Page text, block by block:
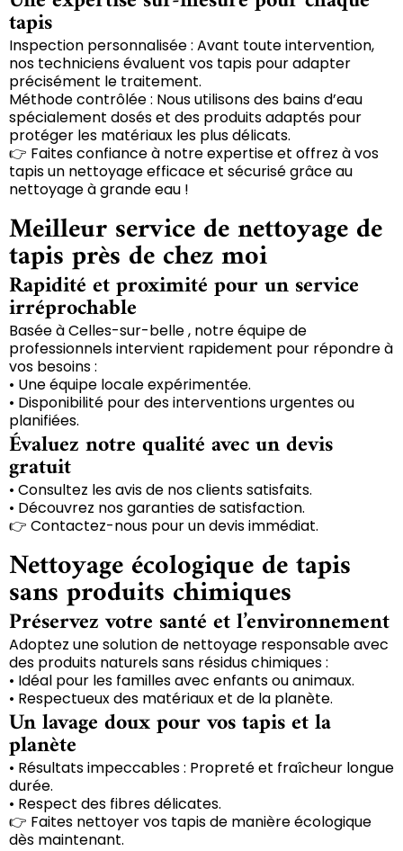
tapis
Inspection personnalisée : Avant toute intervention,
nos techniciens évaluent vos tapis pour adapter
précisément le traitement.
Méthode contrôlée : Nous utilisons des bains d’eau
spécialement dosés et des produits adaptés pour
protéger les matériaux les plus délicats.
👉 Faites confiance à notre expertise et offrez à vos
tapis un nettoyage efficace et sécurisé grâce au
nettoyage à grande eau !
Meilleur service de nettoyage de
tapis près de chez moi
Rapidité et proximité pour un service
irréprochable
Basée à Celles-sur-belle , notre équipe de
professionnels intervient rapidement pour répondre à
vos besoins :
• Une équipe locale expérimentée.
• Disponibilité pour des interventions urgentes ou
planifiées.
Évaluez notre qualité avec un devis
gratuit
• Consultez les avis de nos clients satisfaits.
• Découvrez nos garanties de satisfaction.
👉 Contactez-nous pour un devis immédiat.
Nettoyage écologique de tapis
sans produits chimiques
Préservez votre santé et l’environnement
Adoptez une solution de nettoyage responsable avec
des produits naturels sans résidus chimiques :
• Idéal pour les familles avec enfants ou animaux.
• Respectueux des matériaux et de la planète.
Un lavage doux pour vos tapis et la
planète
• Résultats impeccables : Propreté et fraîcheur longue
durée.
• Respect des fibres délicates.
👉 Faites nettoyer vos tapis de manière écologique
dès maintenant.